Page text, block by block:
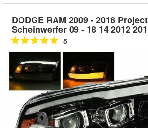
DODGE RAM 2009 - 2018
Scheinwerfer 09 - 18 14 2012
5